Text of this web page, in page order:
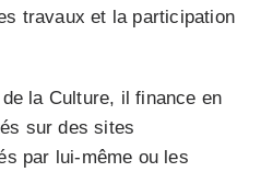
travaux et la participation
la Culture, il finance en
sur des sites
par lui-même ou les